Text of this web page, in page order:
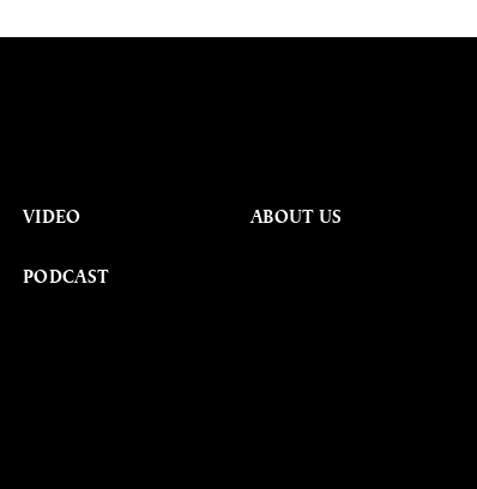
VIDEO
PODCAST
ABOUT US